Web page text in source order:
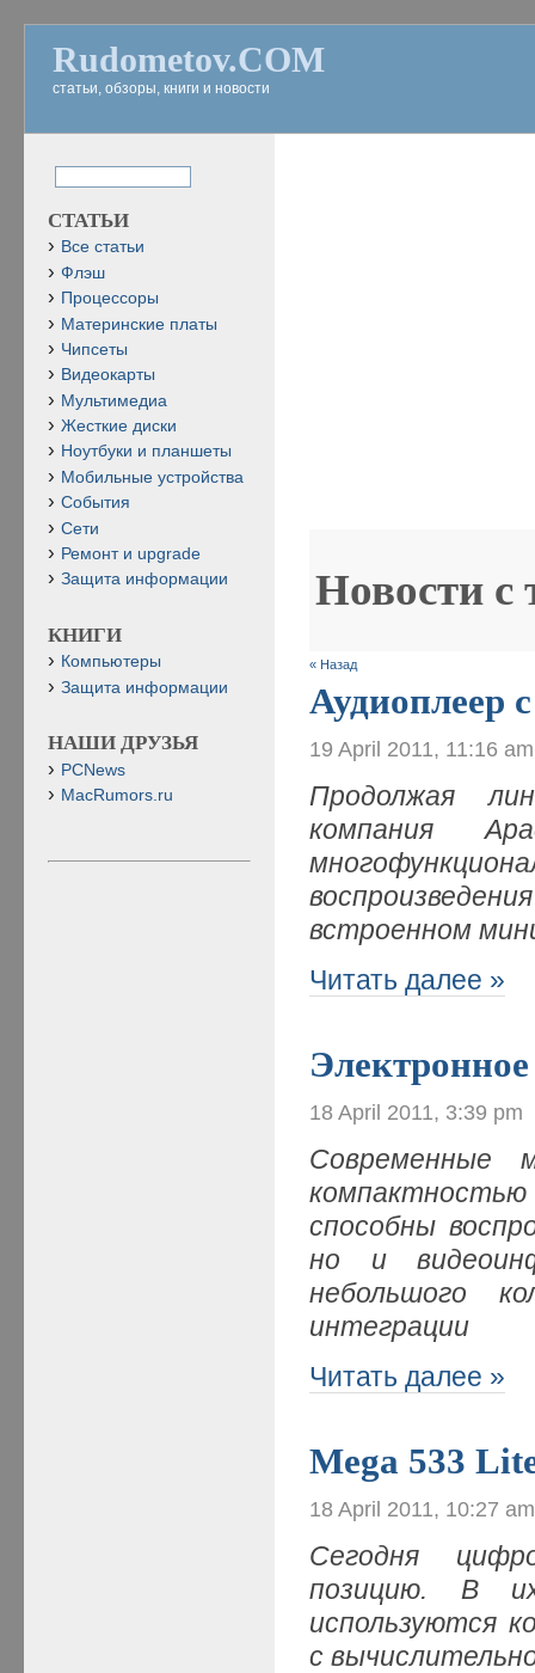
Rudometov.COM
статьи, обзоры, книги и новости
Новости с
« Назад
Аудиоплеер
19 April 2011, 11:16 am
Продолжая
компания
встроенном
Читать далее »
18 April 2011, 3:39 pm
Современные
способны
но и
небольшого
интеграции
Читать далее »
Mega 533
18 April 2011, 10:27 am
Сегодня
позицию. В
используются
с
СТАТЬИ
Все статьи
Флэш
Процессоры
Материнские платы
Чипсеты
Видеокарты
Мультимедиа
Жесткие диски
Ноутбуки и планшеты
Мобильные устройства
События
Сети
Ремонт и upgrade
Защита информации
КНИГИ
Компьютеры
Защита информации
НАШИ ДРУЗЬЯ
PCNews
MacRumors.ru